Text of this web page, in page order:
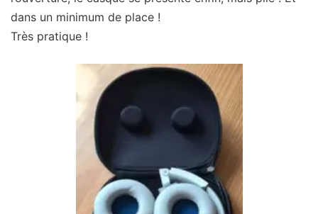
dans un minimum de place !
Très pratique !